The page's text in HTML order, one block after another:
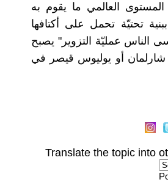
العالمي ما يقوم به
تحتيّة تحمل على أكتافها
الناس عمليّة التزوير" يصبح
أو يوليوس قيصر في
Translate the topic into